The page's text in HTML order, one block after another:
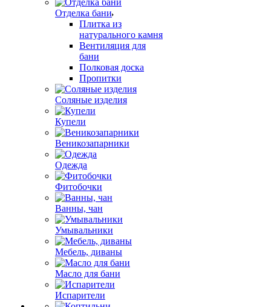
Отделка бани
Плитка из
натурального камня
Вентиляция для
бани
Полковая доска
Пропитки
Соляные изделия
Купели
Веникозапарники
Одежда
Фитобочки
Ванны, чан
Умывальники
Мебель, диваны
Масло для бани
Испарители